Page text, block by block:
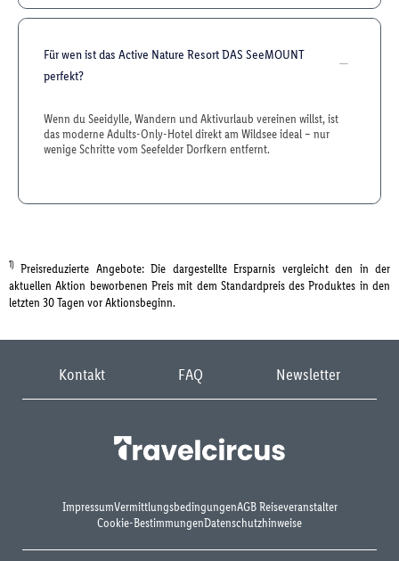
Für wen ist das Active Nature Resort DAS SeeMOUNT
perfekt?
Wenn du Seeidylle, Wandern und Aktivurlaub vereinen willst, ist
das moderne Adults-Only-Hotel direkt am Wildsee ideal – nur
wenige Schritte vom Seefelder Dorfkern entfernt.
1) Preisreduzierte Angebote: Die dargestellte Ersparnis vergleicht den in der
aktuellen Aktion beworbenen Preis mit dem Standardpreis des Produktes in den
letzten 30 Tagen vor Aktionsbeginn.
Kontakt FAQ Newsletter
ImpressumVermittlungsbedingungenAGB Reiseveranstalter
Cookie-BestimmungenDatenschutzhinweise